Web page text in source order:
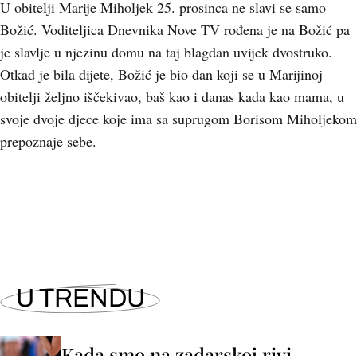
U obitelji Marije Miholjek 25. prosinca ne slavi se samo
Božić. Voditeljica Dnevnika Nove TV rođena je na Božić pa
je slavlje u njezinu domu na taj blagdan uvijek dvostruko.
Otkad je bila dijete, Božić je bio dan koji se u Marijinoj
obitelji željno iščekivao, baš kao i danas kada kao mama, u
svoje dvoje djece koje ima sa suprugom Borisom Miholjekom
prepoznaje sebe.
U TRENDU